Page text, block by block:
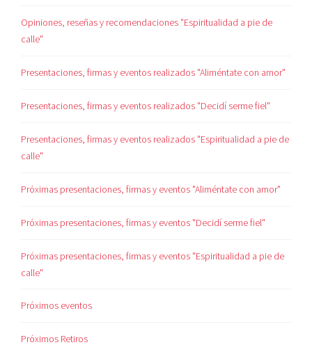
Opiniones, reseñas y recomendaciones "Espiritualidad a pie de
calle"
Presentaciones, firmas y eventos realizados "Aliméntate con amor"
Presentaciones, firmas y eventos realizados "Decidí serme fiel"
Presentaciones, firmas y eventos realizados "Espiritualidad a pie de
calle"
Próximas presentaciones, firmas y eventos "Aliméntate con amor"
Próximas presentaciones, firmas y eventos "Decidí serme fiel"
Próximas presentaciones, firmas y eventos "Espiritualidad a pie de
calle"
Próximos eventos
Próximos Retiros